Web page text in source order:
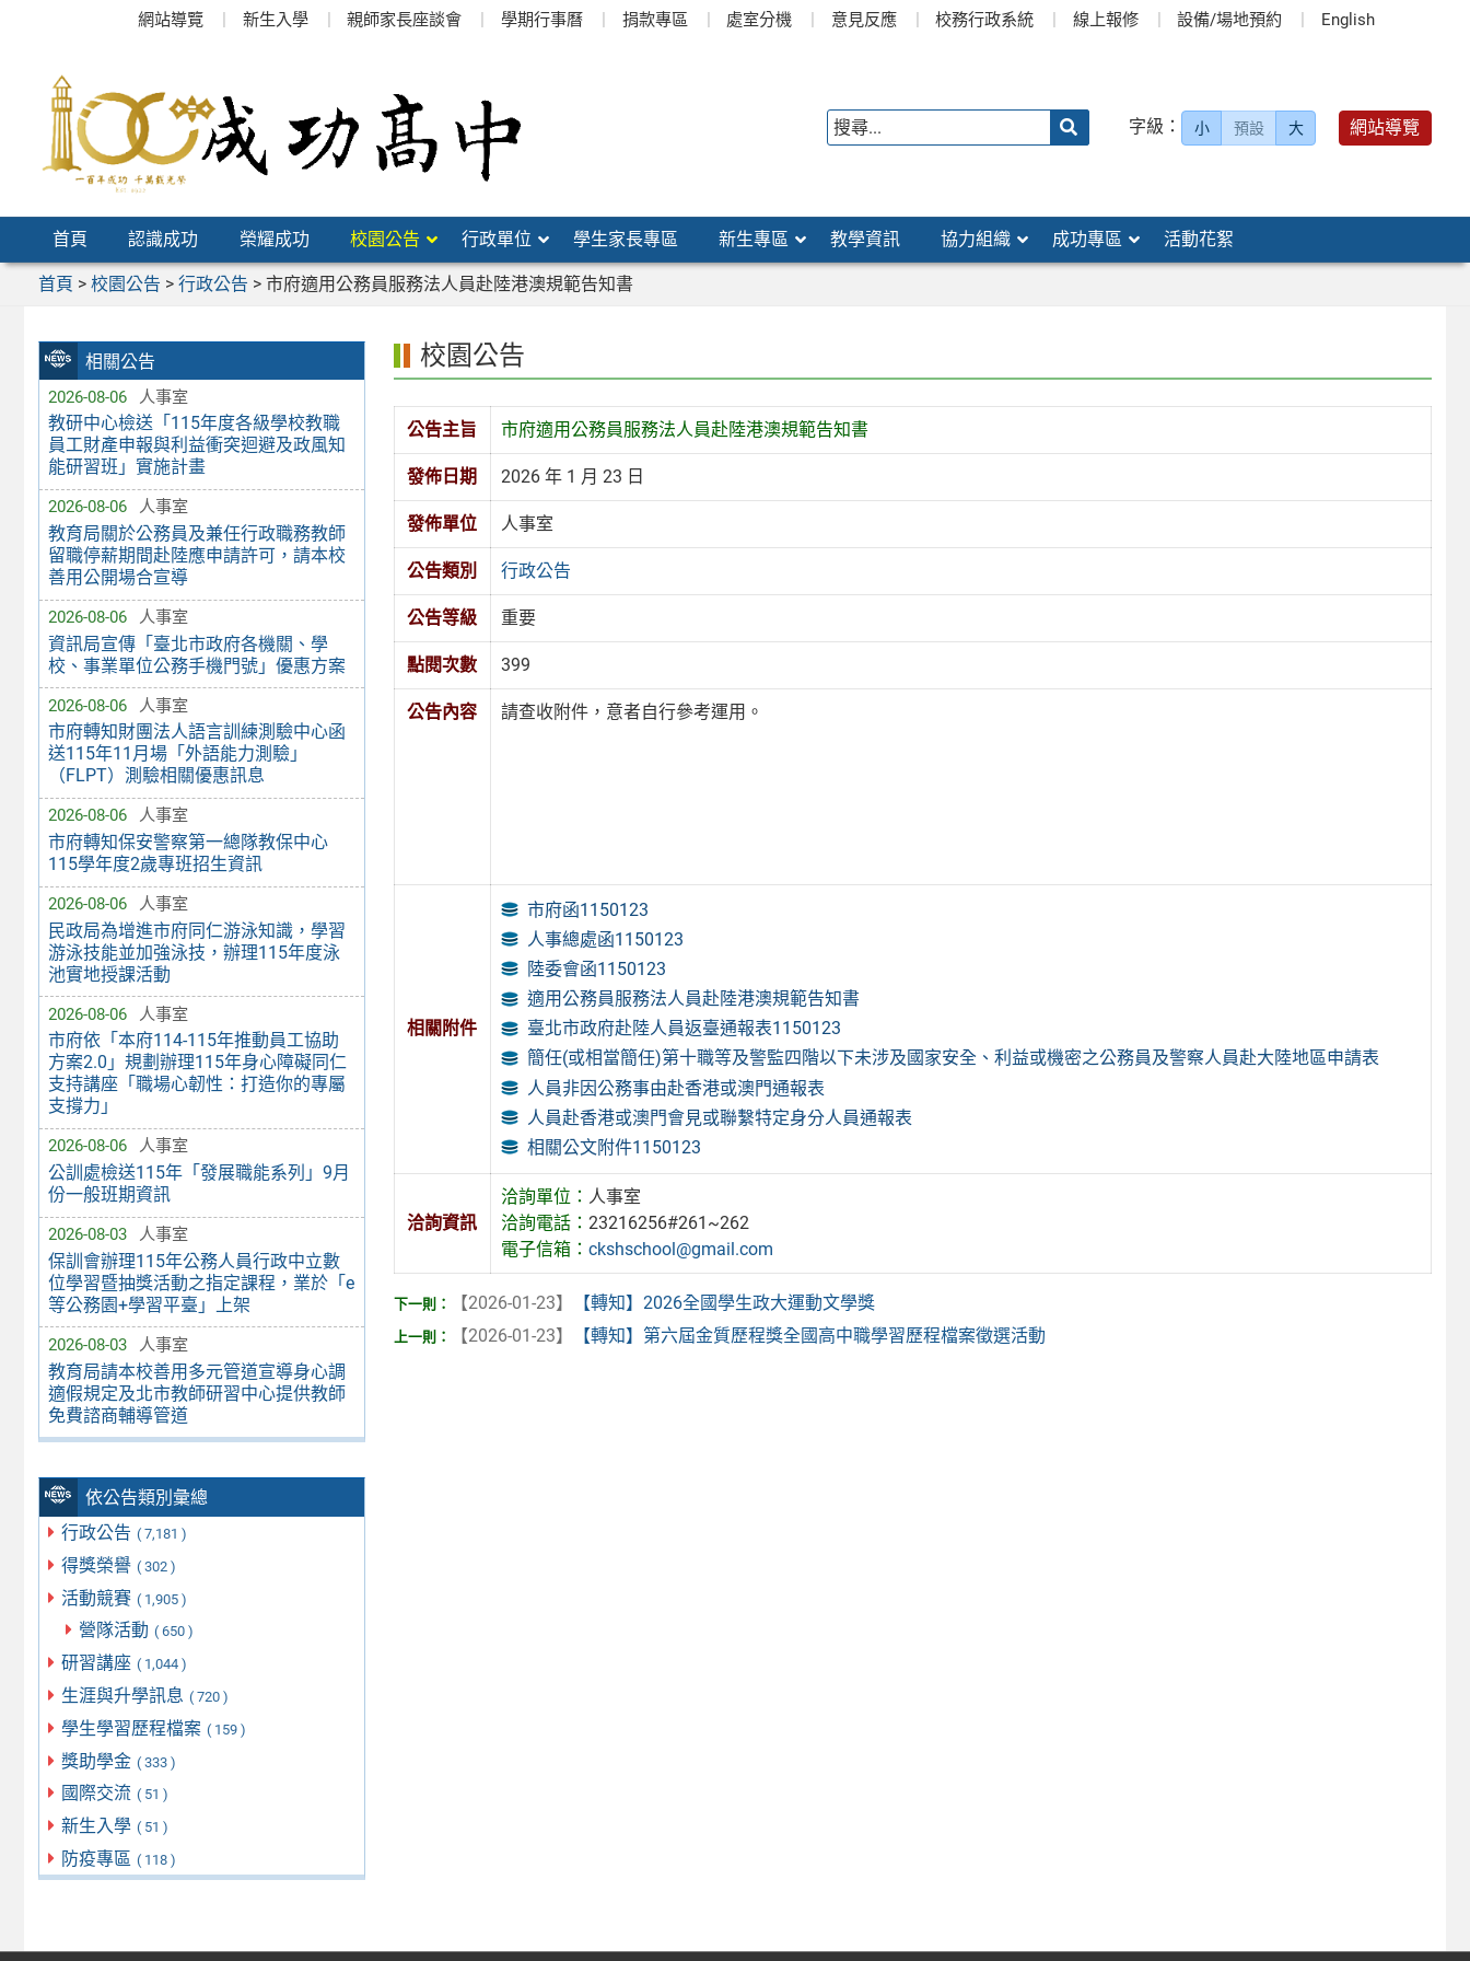
網站導覽 新生入學 親師家長座談會 學期行事曆 捐款專區 處室分機 意見反應 校務行政系統 線上報修 設備/場地預約 English
字級： 小 預設 大 網站導覽
首頁 認識成功 榮耀成功 校園公告 行政單位 學生家長專區 新生專區 教學資訊 協力組織 成功專區 活動花絮
首頁 > 校園公告 > 行政公告 > 市府適用公務員服務法人員赴陸港澳規範告知書
相關公告
2026-08-06 人事室
教研中心檢送「115年度各級學校教職
員工財產申報與利益衝突迴避及政風知
能研習班」實施計畫
2026-08-06 人事室
教育局關於公務員及兼任行政職務教師
留職停薪期間赴陸應申請許可，請本校
善用公開場合宣導
2026-08-06 人事室
資訊局宣傳「臺北市政府各機關、學
校、事業單位公務手機門號」優惠方案
2026-08-06 人事室
市府轉知財團法人語言訓練測驗中心函
送115年11月場「外語能力測驗」
（FLPT）測驗相關優惠訊息
2026-08-06 人事室
市府轉知保安警察第一總隊教保中心
115學年度2歲專班招生資訊
2026-08-06 人事室
民政局為增進市府同仁游泳知識，學習
游泳技能並加強泳技，辦理115年度泳
池實地授課活動
2026-08-06 人事室
市府依「本府114-115年推動員工協助
方案2.0」規劃辦理115年身心障礙同仁
支持講座「職場心韌性：打造你的專屬
支撐力」
2026-08-06 人事室
公訓處檢送115年「發展職能系列」9月
份一般班期資訊
2026-08-03 人事室
保訓會辦理115年公務人員行政中立數
位學習暨抽獎活動之指定課程，業於「e
等公務園+學習平臺」上架
2026-08-03 人事室
教育局請本校善用多元管道宣導身心調
適假規定及北市教師研習中心提供教師
免費諮商輔導管道
依公告類別彙總
行政公告 ( 7,181 )
得獎榮譽 ( 302 )
活動競賽 ( 1,905 )
營隊活動 ( 650 )
研習講座 ( 1,044 )
生涯與升學訊息 ( 720 )
學生學習歷程檔案 ( 159 )
獎助學金 ( 333 )
國際交流 ( 51 )
新生入學 ( 51 )
防疫專區 ( 118 )
校園公告
公告主旨 市府適用公務員服務法人員赴陸港澳規範告知書
發佈日期 2026 年 1 月 23 日
發佈單位 人事室
公告類別 行政公告
公告等級 重要
點閱次數 399
公告內容 請查收附件，意者自行參考運用。
相關附件
市府函1150123
人事總處函1150123
陸委會函1150123
適用公務員服務法人員赴陸港澳規範告知書
臺北市政府赴陸人員返臺通報表1150123
簡任(或相當簡任)第十職等及警監四階以下未涉及國家安全、利益或機密之公務員及警察人員赴大陸地區申請表
人員非因公務事由赴香港或澳門通報表
人員赴香港或澳門會見或聯繫特定身分人員通報表
相關公文附件1150123
洽詢資訊
洽詢單位： 人事室
洽詢電話：23216256#261~262
電子信箱：ckshschool@gmail.com
【2026-01-23】
【轉知】2026全國學生政大運動文學獎
【2026-01-23】
【轉知】第六屆金質歷程獎全國高中職學習歷程檔案徵選活動